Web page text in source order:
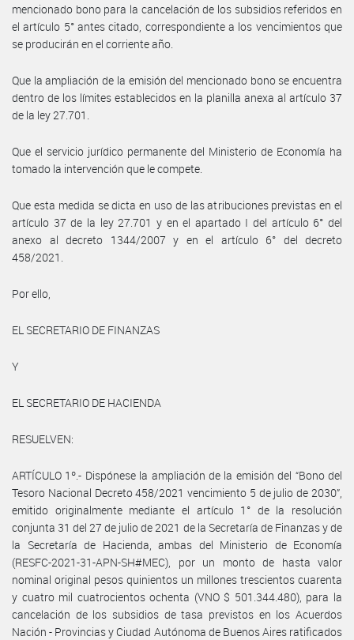
mencionado bono para la cancelación de los subsidios referidos en
el artículo 5° antes citado, correspondiente a los vencimientos que
se producirán en el corriente año.
Que la ampliación de la emisión del mencionado bono se encuentra
dentro de los límites establecidos en la planilla anexa al artículo 37
de la ley 27.701.
Que el servicio jurídico permanente del Ministerio de Economía ha
tomado la intervención que le compete.
Que esta medida se dicta en uso de las atribuciones previstas en el
artículo 37 de la ley 27.701 y en el apartado I del artículo 6° del
anexo al decreto 1344/2007 y en el artículo 6° del decreto
458/2021.
Por ello,
EL SECRETARIO DE FINANZAS
Y
EL SECRETARIO DE HACIENDA
RESUELVEN:
ARTÍCULO 1º.- Dispónese la ampliación de la emisión del “Bono del
Tesoro Nacional Decreto 458/2021 vencimiento 5 de julio de 2030”,
emitido originalmente mediante el artículo 1° de la resolución
conjunta 31 del 27 de julio de 2021 de la Secretaría de Finanzas y de
la Secretaría de Hacienda, ambas del Ministerio de Economía
(RESFC-2021-31-APN-SH#MEC), por un monto de hasta valor
nominal original pesos quinientos un millones trescientos cuarenta
y cuatro mil cuatrocientos ochenta (VNO $ 501.344.480), para la
cancelación de los subsidios de tasa previstos en los Acuerdos
Nación - Provincias y Ciudad Autónoma de Buenos Aires ratificados